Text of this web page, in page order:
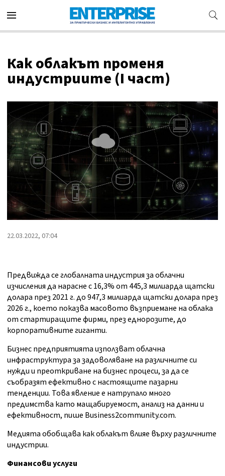
Как облакът променя
индустриите (I част)
22.03.2022, 07:04
Предвижда се глобалната индустрия за облачни
изчисления да нарасне с 16,3% от 445,3 милиарда щатски
долара през 2021 г. до 947,3 милиарда щатски долара през
2026 г., което показва масовото възприемане на облака
от стартиращите фирми, през еднорозите, до
корпоративните гиганти.
Бизнес предприятията използват облачна
инфраструктура за задоволяване на различните си
нужди и преоткриване на бизнес процеси, за да се
съобразят ефективно с настоящите пазарни
тенденции. Това явление е натрупало много
предимства като мащабируемост, анализ на данни и
ефективност, пише Business2community.com.
Медията обобщава как облакът влияе върху различните
индустрии.
Финансови услуги